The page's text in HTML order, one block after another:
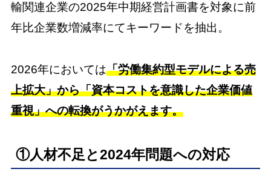
輸関連企業の2025年中期経営計画書を対象に前
年比企業数増減率にてキーワードを抽出。
2026年においては「労働集約型モデルによる売
上拡大」から「資本コストを意識した企業価値
重視」への転換がうかがえます。
①人材不足と2024年問題への対応